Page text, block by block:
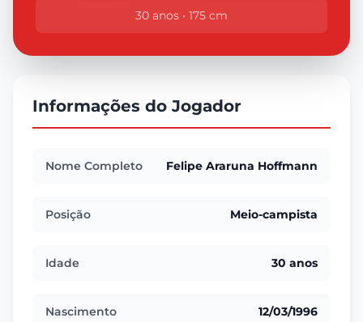
30 anos • 175 cm
Informações do Jogador
Nome Completo Felipe Araruna Hoffmann
Posição Meio-campista
Idade 30 anos
Nascimento 12/03/1996